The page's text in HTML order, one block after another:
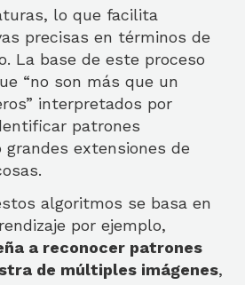
lo que facilita
precisas en términos de
La base de este proceso
“no son más que un
interpretados por
patrones
extensiones de
algoritmos se basa en
por ejemplo,
a reconocer patrones
de múltiples imágenes,